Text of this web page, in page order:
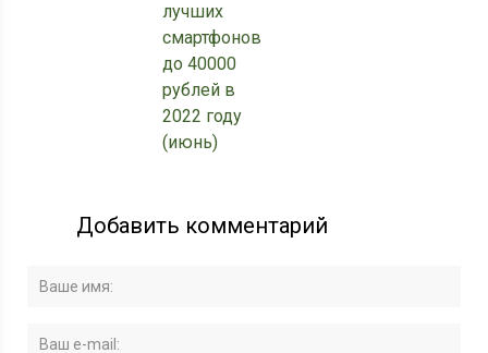
лучших
смартфонов
до 40000
рублей в
2022 году
(июнь)
Добавить комментарий